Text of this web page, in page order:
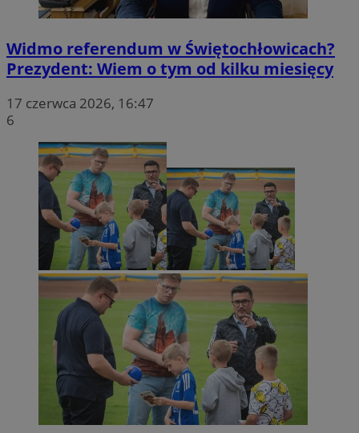
Widmo referendum w Świętochłowicach?
Prezydent: Wiem o tym od kilku miesięcy
17 czerwca 2026, 16:47
6